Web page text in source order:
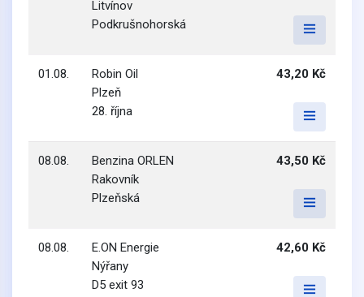
Litvínov
Podkrušnohorská
01.08.
Robin Oil
Plzeň
28. října
43,20 Kč
08.08.
Benzina ORLEN
Rakovník
Plzeňská
43,50 Kč
08.08.
E.ON Energie
Nýřany
D5 exit 93
42,60 Kč